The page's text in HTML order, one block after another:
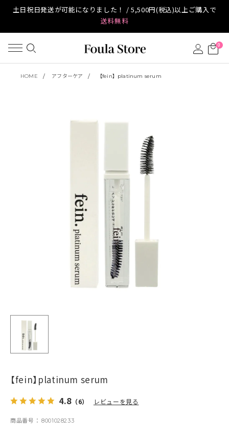
土日祝日発送が可能になりました！ / 5,500円(税込)以上ご購入で
送料無料
0
HOME アフターケア 【fein】platinum serum
【fein】platinum serum
4.8（6） レビューを見る
商品番号 8001028233